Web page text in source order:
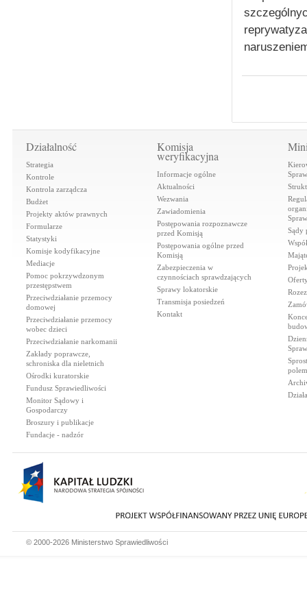
Działalność
Strategia
Kontrole
Kontrola zarządcza
Budżet
Projekty aktów prawnych
Formularze
Statystyki
Komisje kodyfikacyjne
Mediacje
Pomoc pokrzywdzonym
przestępstwem
Przeciwdziałanie przemocy
domowej
Przeciwdziałanie przemocy
wobec dzieci
Przeciwdziałanie narkomanii
Zakłady poprawcze,
schroniska dla nieletnich
Ośrodki kuratorskie
Fundusz Sprawiedliwości
Monitor Sądowy i
Gospodarczy
Broszury i publikacje
Fundacje - nadzór
Komisja
weryfikacyjna
Informacje ogólne
Aktualności
Wezwania
Zawiadomienia
Postępowania rozpoznawcze
przed Komisją
Postępowania ogólne przed
Komisją
Zabezpieczenia w
czynnościach sprawdzających
Sprawy lokatorskie
Transmisja posiedzeń
Kontakt
Sądy
© 2000-2026 Ministerstwo Sprawiedliwości